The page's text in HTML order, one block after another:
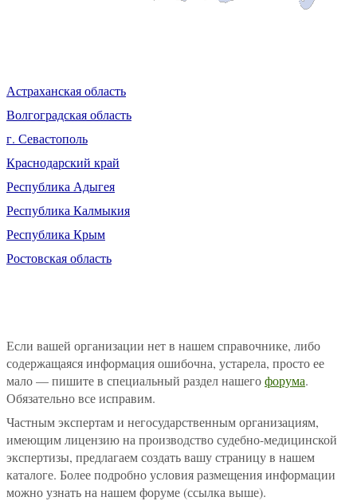
Астраханская область
Волгоградская область
г. Севастополь
Краснодарский край
Республика Адыгея
Республика Калмыкия
Республика Крым
Ростовская область
Если вашей организации нет в нашем справочнике, либо
содержащаяся информация ошибочна, устарела, просто ее
мало — пишите в специальный раздел нашегофорума.
Обязательно все исправим.
Частным экспертам и негосударственным организациям,
имеющим лицензию на производство судебно-медицинской
экспертизы, предлагаем создать вашу страницу в нашем
каталоге. Более подробно условия размещения информации
можно узнать на нашем форуме (ссылка выше).